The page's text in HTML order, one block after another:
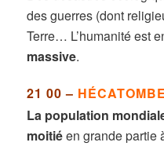
des guerres (dont
Terre… L’humanité est
massive.
21 00 –
La population
moitiéen grande partie